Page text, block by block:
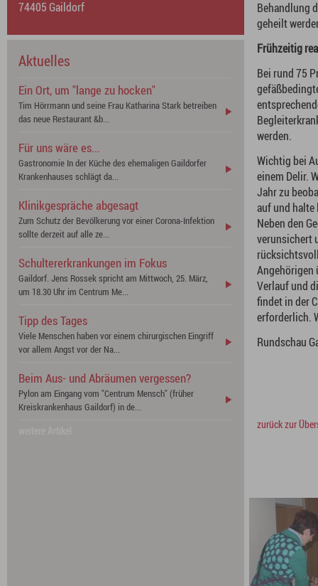
74405 Gaildorf
Aktuelles
Ein Ort, um "lange zu hocken"
Tim Hörrmann und seine Frau Katharina Stark betreiben
das neue Restaurant &b...
Für uns wäre es...
Gastronomie In der Küche des ehemaligen Gaildorfer
Krankenhauses schlägt da...
Klinikgespräche abgesagt
Zum Schutz der Bevölkerung vor einer Corona-Infektion
sollte derzeit auf alle ze...
Schultererkrankungen im Fokus
Gaildorf. Jens Rossek spricht am Mittwoch, 25. März,
um 18.30 Uhr im Centrum Me...
Tipp des Tages
Viele Menschen haben vor einem chirurgischen Eingriff
vor allem Angst vor der Na...
Beim Aus- und Abräumen vergessen?
Pylon am Eingang vom "Centrum Mensch" (früher
Kreiskrankenhaus Gaildorf) in de...
Behandlung
geheilt
Frühzeitig
Bei rund 75
werden.
Wichtig bei
einem Delir.
Jahr zu
auf und halte
Neben den
verunsichert
Angehörigen
Verlauf und
findet in der
erforderlich.
Rundschau
zurück zur